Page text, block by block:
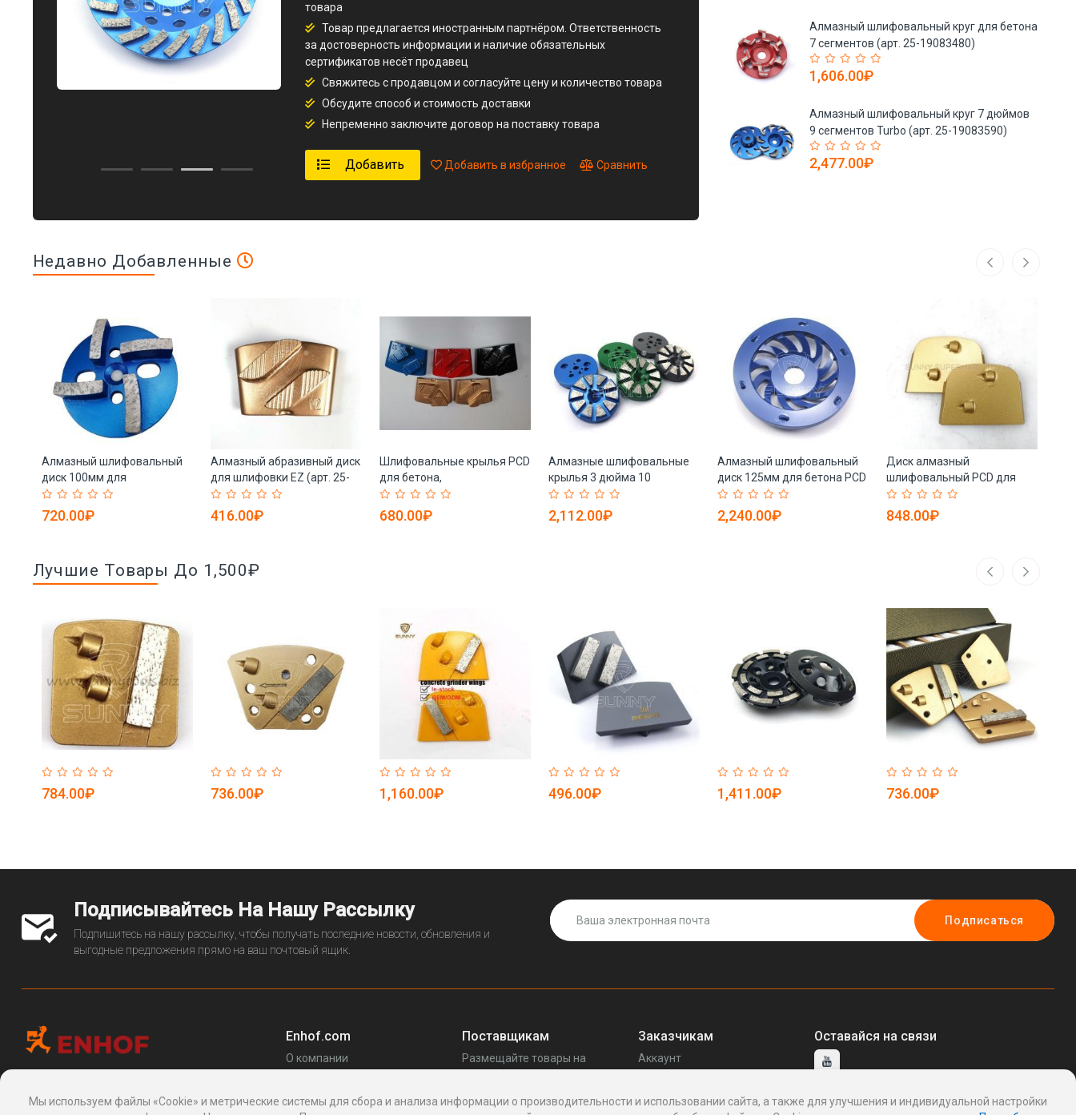
товара
Товар предлагается иностранным партнёром. Ответственность
за достоверность информации и наличие обязательных
сертификатов несёт продавец
Свяжитесь с продавцом и согласуйте цену и количество товара
Обсудите способ и стоимость доставки
Непременно заключите договор на поставку товара
Добавить Добавить в избранное Сравнить
Круг алмазный шлифовальный 7 дюймов
3 сегмента для бетона (арт. 25-19083712)
2,621.00₽
Алмазный шлифовальный круг для бетона
7 сегментов (арт. 25-19083480)
1,606.00₽
Алмазный шлифовальный круг 7 дюймов
9 сегментов Turbo (арт. 25-19083590)
2,477.00₽
Недавно Добавленные
Алмазный шлифовальный
диск 100мм для
шлифмашины (арт. 25-
19083837)
720.00₽
Алмазный абразивный диск
для шлифовки EZ (арт. 25-
19083836)
416.00₽
Шлифовальные крылья PCD
для бетона,
многосегментные (арт. 25-
19083835)
680.00₽
Алмазные шлифовальные
крылья 3 дюйма 10
сегментов (арт. 25-
19083834)
2,112.00₽
Алмазный шлифовальный
диск 125мм для бетона PCD
(арт. 25-19083833)
2,240.00₽
Диск алмазный
шлифовальный PCD для
бетона, долговечный (арт.
25-19083832)
848.00₽
Лучшие Товары До 1,500₽
784.00₽ 736.00₽ 1,160.00₽ 496.00₽ 1,411.00₽ 736.00₽
Подписывайтесь На Нашу Рассылку
Подпишитесь на нашу рассылку, чтобы получать последние новости, обновления и
выгодные предложения прямо на ваш почтовый ящик.
Подписаться
, 24, Макаренко, Сочи, Краснодарский
Enhof.com
О компании
Блог
Поставщикам
Размещайте товары на
Как это работает
Заказчикам
Аккаунт
Написать поставщику
Оставайся на связи
Мы используем файлы «Cookie» и метрические системы для сбора и анализа информации о производительности и использовании сайта, а также для улучшения и индивидуальной настройки